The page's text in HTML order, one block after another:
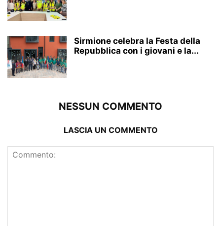
Sirmione celebra la Festa della
Repubblica con i giovani e la...
NESSUN COMMENTO
LASCIA UN COMMENTO